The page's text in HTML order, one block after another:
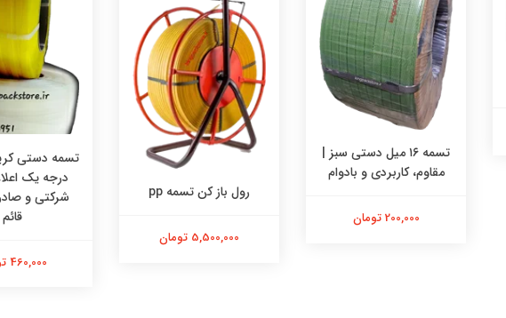
تسمه ۱۶ میل دستی سبز |
مقاوم، کاربردی و بادوام
200,000 تومان
رول باز کن تسمه pp
5,500,000 تومان
تسمه دستی
شرکتی و
قائم
460,000 تومان